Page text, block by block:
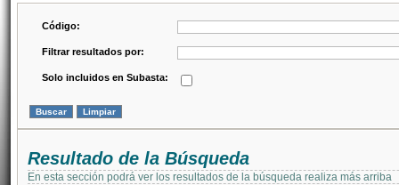
Código:
Filtrar resultados por:
Solo incluidos en Subasta:
Resultado de la Búsqueda
En esta sección podrá ver los resultados de la búsqueda realiza más arriba